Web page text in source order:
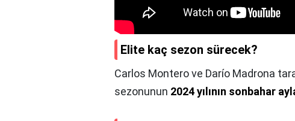
Elite kaç sezon sürecek?
Carlos Montero ve Darío Madrona
sezonunun 2024 yılının sonbahar